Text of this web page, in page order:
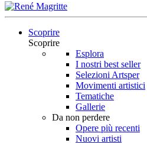
Scoprire
Scoprire
Esplora
I nostri best seller
Selezioni Artsper
Movimenti artistici
Tematiche
Gallerie
Da non perdere
Opere più recenti
Nuovi artisti